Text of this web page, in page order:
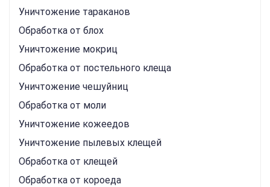
Уничтожение тараканов
Обработка от блох
Уничтожение мокриц
Обработка от постельного клеща
Уничтожение чешуйниц
Обработка от моли
Уничтожение кожеедов
Уничтожение пылевых клещей
Обработка от клещей
Обработка от короеда